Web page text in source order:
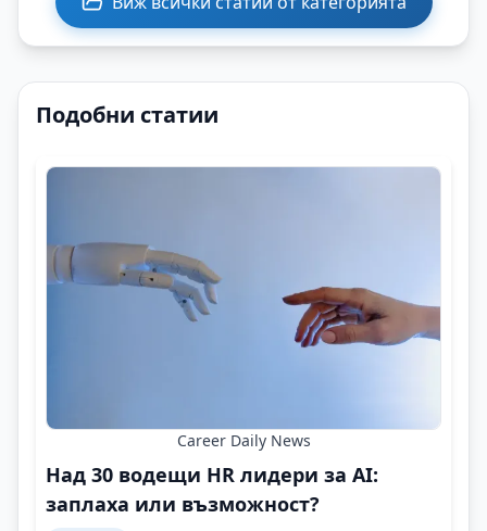
Подобни статии
Career Daily News
Над 30 водещи HR лидери за AI:
заплаха или възможност?